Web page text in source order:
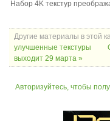
Набор 4K текстур
Другие материалы в этой
улучшенные текстуры
выходит 29 марта »
Авторизуйтесь, чтобы